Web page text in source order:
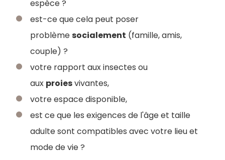
espèce ?
est-ce que cela peut poser
problèmesocialement (famille, amis,
couple) ?
votre rapport aux insectes ou
aux proiesvivantes,
votre espace disponible,
est ce que les exigences de l'âge et taille
adulte sont compatibles avec votre lieu et
mode de vie ?